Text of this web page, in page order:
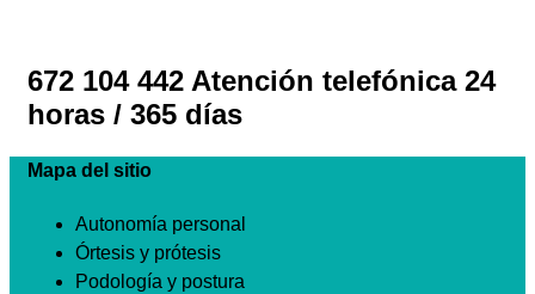
672 104 442 Atención telefónica 24
horas / 365 días
Mapa del sitio
Autonomía personal
Órtesis y prótesis
Podología y postura